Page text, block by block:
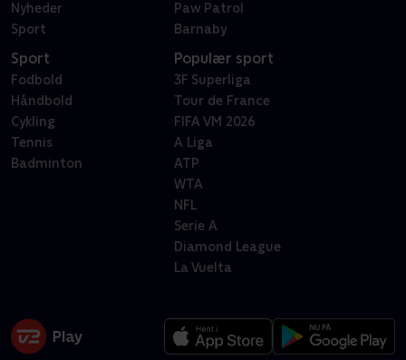
Nyheder
Sport
Paw Patrol
Barnaby
Sport
Fodbold
Håndbold
Cykling
Tennis
Badminton
Populær sport
3F Superliga
Tour de France
FIFA VM 2026
A Liga
ATP
WTA
NFL
Serie A
Diamond League
La Vuelta